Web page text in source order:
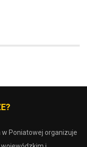
w Poniatowej organizuje